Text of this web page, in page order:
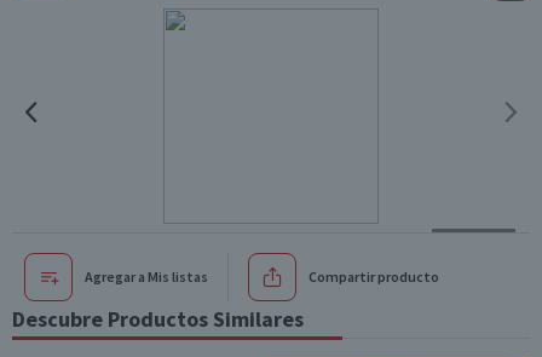
Agregar a Mis listas Compartir producto
Descubre Productos Similares